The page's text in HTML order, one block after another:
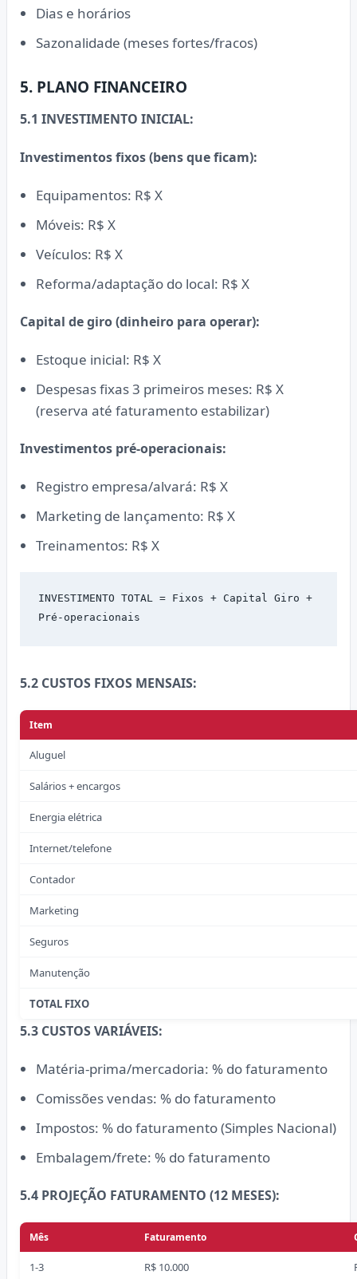
Dias e horários
Sazonalidade (meses fortes/fracos)
5. PLANO FINANCEIRO
5.1 INVESTIMENTO INICIAL:
Investimentos fixos (bens que ficam):
Equipamentos: R$ X
Móveis: R$ X
Veículos: R$ X
Reforma/adaptação do local: R$ X
Capital de giro (dinheiro para operar):
Estoque inicial: R$ X
Despesas fixas 3 primeiros meses: R$ X
(reserva até faturamento estabilizar)
Investimentos pré-operacionais:
Registro empresa/alvará: R$ X
Marketing de lançamento: R$ X
Treinamentos: R$ X
INVESTIMENTO TOTAL = Fixos + Capital Giro +
Pré-operacionais
5.2 CUSTOS FIXOS MENSAIS:
Item
Aluguel
Salários + encargos
Energia elétrica
Internet/telefone
Contador
Marketing
Seguros
Manutenção
TOTAL FIXO
5.3 CUSTOS VARIÁVEIS:
Matéria-prima/mercadoria: % do faturamento
Comissões vendas: % do faturamento
Impostos: % do faturamento (Simples Nacional)
Embalagem/frete: % do faturamento
5.4 PROJEÇÃO FATURAMENTO (12 MESES):
Mês Faturamento
1-3 R$ 10.000